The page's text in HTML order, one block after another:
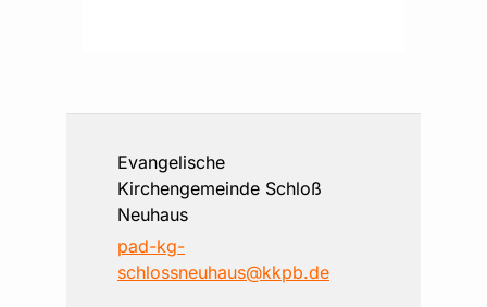
Evangelische
Kirchengemeinde Schloß
Neuhaus
pad-kg-
schlossneuhaus@kkpb.de